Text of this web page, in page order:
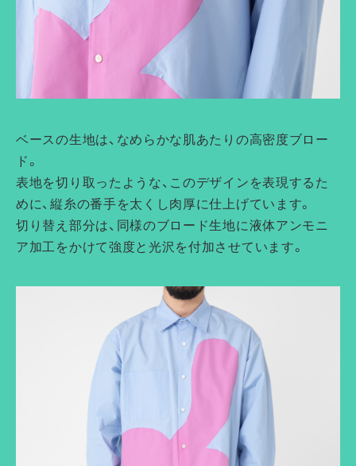
ベースの生地は、なめらかな肌あたりの高密度ブロー
ド。
表地を切り取ったような、このデザインを表現するた
めに、縦糸の番手を太くし肉厚に仕上げています。
切り替え部分は、同様のブロード生地に液体アンモニ
ア加工をかけて強度と光沢を付加させています。